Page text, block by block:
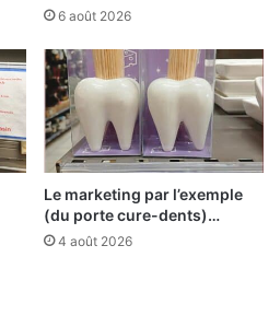
6 août 2026
Le marketing par l’exemple
(du porte cure-dents)…
4 août 2026